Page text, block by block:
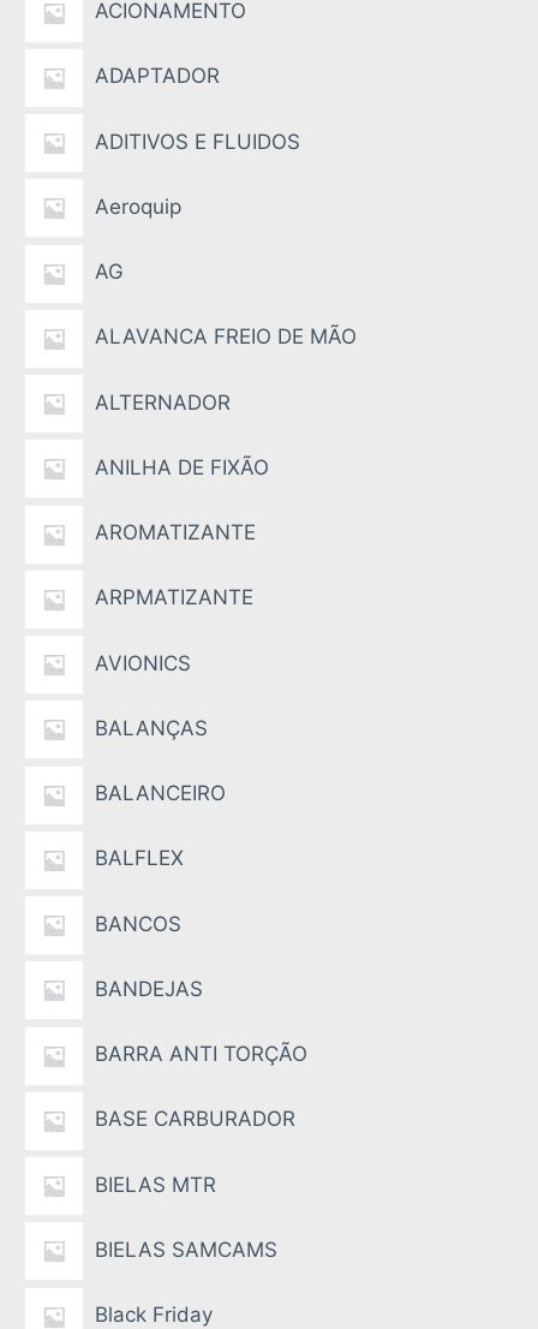
ACIONAMENTO
ADAPTADOR
ADITIVOS E FLUIDOS
Aeroquip
AG
ALAVANCA FREIO DE MÃO
ALTERNADOR
ANILHA DE FIXÃO
AROMATIZANTE
ARPMATIZANTE
AVIONICS
BALANÇAS
BALANCEIRO
BALFLEX
BANCOS
BANDEJAS
BARRA ANTI TORÇÃO
BASE CARBURADOR
BIELAS MTR
BIELAS SAMCAMS
Black Friday